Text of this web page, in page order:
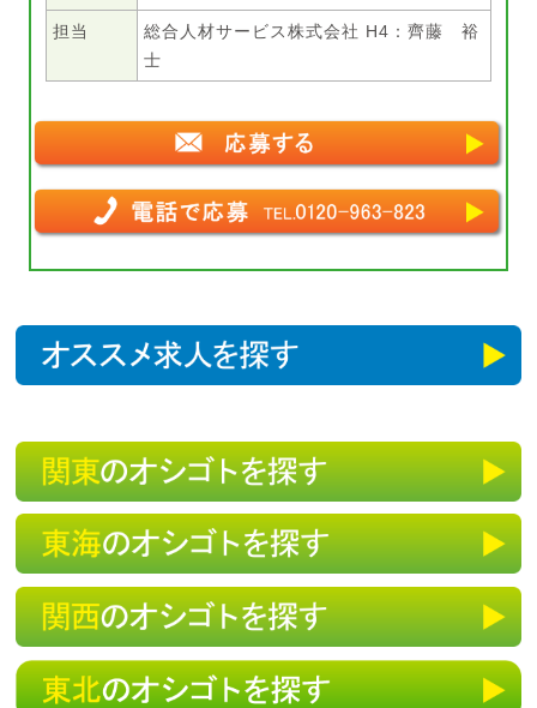
担当
総合人材サービス株式会社 H4：齊藤 裕
士